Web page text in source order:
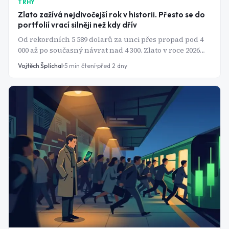
TRHY
Zlato zažívá nejdivočejší rok v historii. Přesto se do
portfolií vrací silněji než kdy dřív
Od rekordních 5 589 dolarů za unci přes propad pod 4
000 až po současný návrat nad 4 300. Zlato v roce 2026
kolísá jako málokdy - a přesto mu banky dávají v
portfoliích čím dál větší váhu.
Vojtěch Šplíchal 5 min čtení před 2 dny